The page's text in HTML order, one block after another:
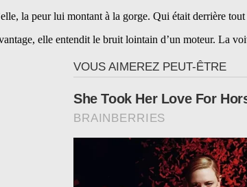
la peur lui montant à la gorge. Qui était derrière
elle entendit le bruit lointain d’un moteur. La